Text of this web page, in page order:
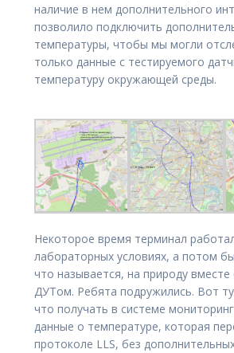
наличие в нем дополнительного
позволило подключить
температуры, чтобы мы могли
только данные с тестируемого
температуру окружающей среды.
Некоторое время терминал
лабораторных условиях, а потом
что называется, на природу
ДУТом. Ребята подружились. Вот
что получать в системе
данные о температуре, которая
протоколе LLS, без